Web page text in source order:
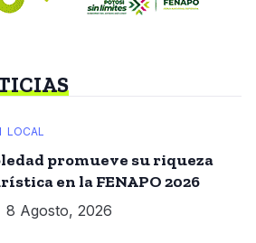
LOCAL
promueve su riqueza
en la FENAPO 2026
8 Agosto, 2026